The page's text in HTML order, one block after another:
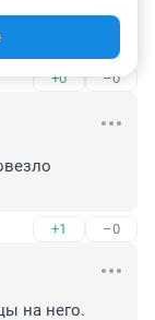
+0 –0
+1 –0
на него.